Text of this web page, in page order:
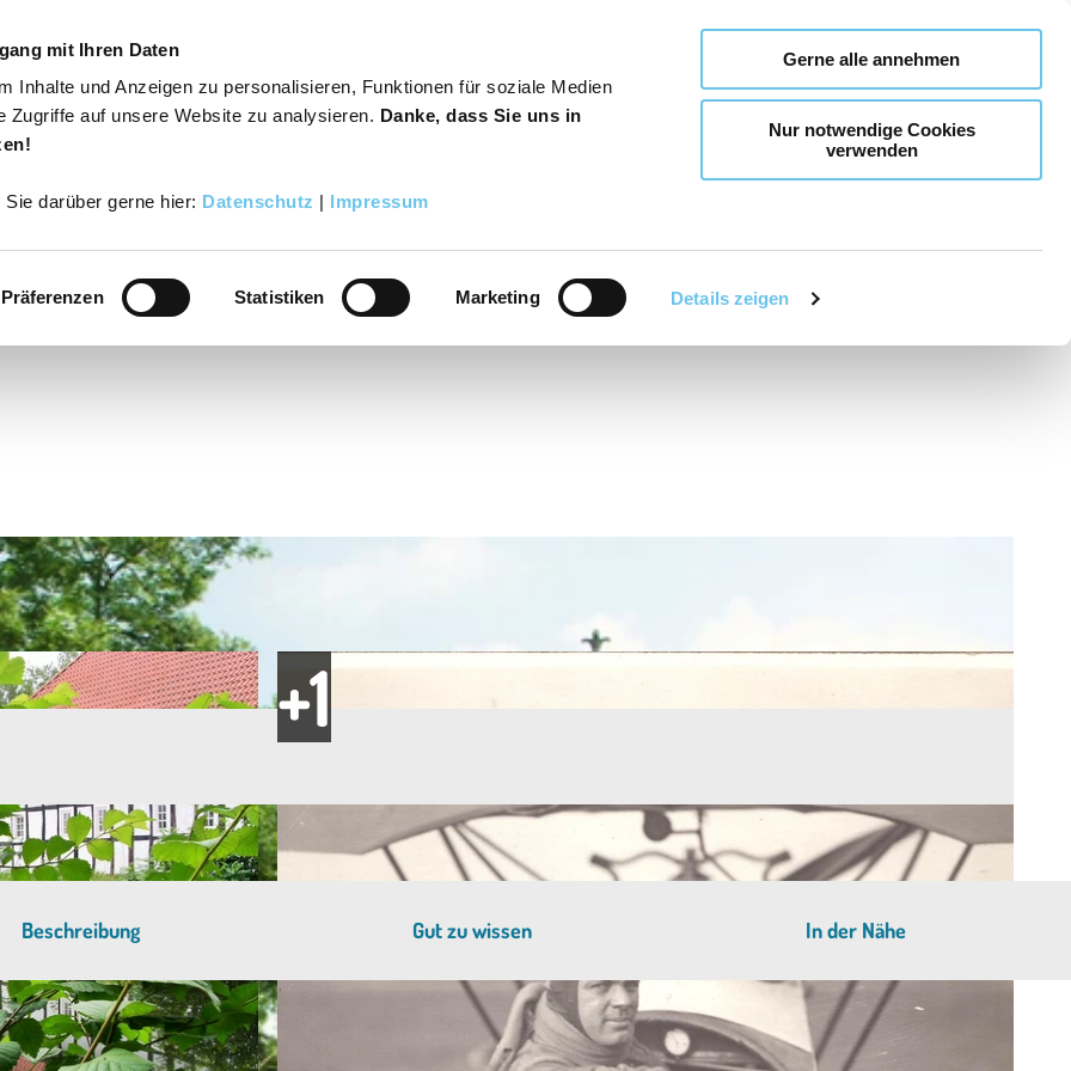
mit Ihren Daten
Inhalte und Anzeigen zu personalisieren, Funktionen für soziale Medien
Zugriffe auf unsere Website zu analysieren. Danke, dass Sie uns in
darüber gerne hier: Datenschutz | Impressum
Präferenzen Statistiken Marketing Details zeigen
Gerne alle annehmen
Nur notwendige Cookies
verwenden
Varusregion Suche Buchen
Beschreibung Gut zu wissen In der Nähe